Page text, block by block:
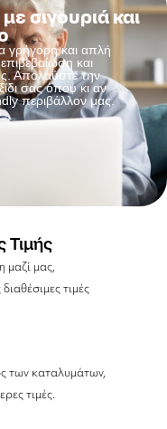
σιγουριά και
γρήγορη και απλή
και
Απολαύστε την
σας όπου κι αν
περιβάλλον μας.
Τιμής
μαζί μας,
τιμές
των καταλυμάτων,
τιμές.